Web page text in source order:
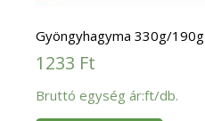
Gyöngyhagyma 330g/190g
1233 Ft
Bruttó egység ár:ft/db.